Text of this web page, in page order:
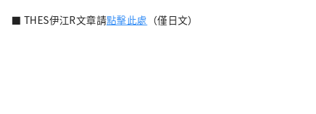
■ THES伊江R文章請點擊此處 （僅日文）